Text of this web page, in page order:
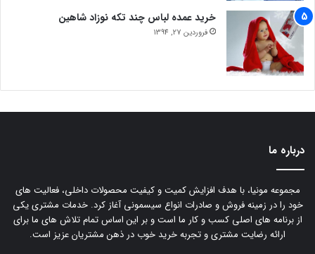
خرید عمده لباس چند تکه نوزاد شاهین
فروردین 27, 1394
درباره ما
مجموعه مونیا، با هدف افزایش کمیت و کیفیت محصولات داخلی، فعالیت های
خود را در زمینه فروش و صادرات انواع سیسمونی آغاز کرد. خدمات مشتری یکی
از برنامه های اصلی کسب و کار ما است و بر این اساس تمام تلاش های ما برای
ارائه رضایت مشتری و تجربه خرید خوب در ذهن مشتریان عزیز است.